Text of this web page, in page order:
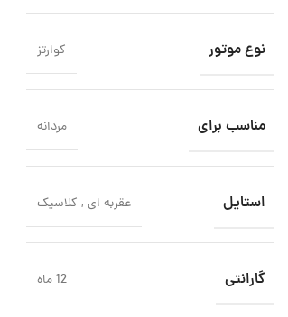
نوع موتور کوارتز
مناسب برای مردانه
استایل عقربه ای , کلاسیک
گارانتی 12 ماه